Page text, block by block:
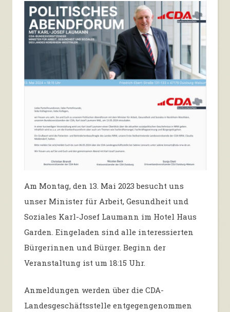
Am Montag, den 13. Mai 2023 besucht uns
unser Minister für Arbeit, Gesundheit und
Soziales Karl-Josef Laumann im Hotel Haus
Garden. Eingeladen sind alle interessierten
Bürgerinnen und Bürger. Beginn der
Veranstaltung ist um 18:15 Uhr.
Anmeldungen werden über die CDA-
Landesgeschäftsstelle entgegengenommen